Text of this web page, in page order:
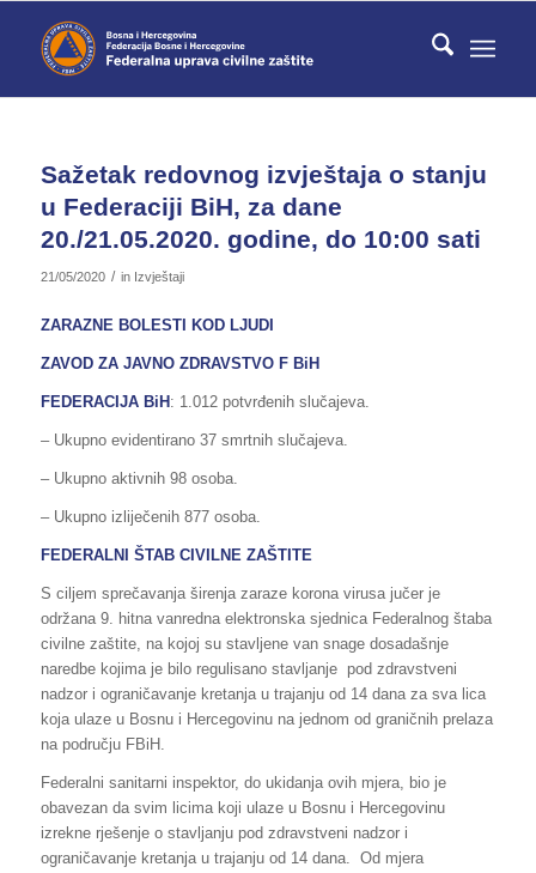
Sažetak redovnog izvještaja o stanju
u Federaciji BiH, za dane
20./21.05.2020. godine, do 10:00 sati
21/05/2020 / in Izvještaji
ZARAZNE BOLESTI KOD LJUDI
ZAVOD ZA JAVNO ZDRAVSTVO F BiH
FEDERACIJA BiH : 1.012 potvrđenih slučajeva.
– Ukupno evidentirano 37 smrtnih slučajeva.
– Ukupno aktivnih 98 osoba.
– Ukupno izliječenih 877 osoba.
FEDERALNI ŠTAB CIVILNE ZAŠTITE
S ciljem sprečavanja širenja zaraze korona virusa jučer je
održana 9. hitna vanredna elektronska sjednica Federalnog štaba
civilne zaštite, na kojoj su stavljene van snage dosadašnje
naredbe kojima je bilo regulisano stavljanje pod zdravstveni
nadzor i ograničavanje kretanja u trajanju od 14 dana za sva lica
koja ulaze u Bosnu i Hercegovinu na jednom od graničnih prelaza
na području FBiH.
Federalni sanitarni inspektor, do ukidanja ovih mjera, bio je
obavezan da svim licima koji ulaze u Bosnu i Hercegovinu
izrekne rješenje o stavljanju pod zdravstveni nadzor i
ograničavanje kretanja u trajanju od 14 dana. Od mjera